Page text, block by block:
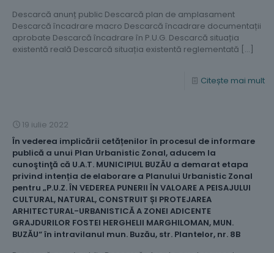
Descarcă anunț public Descarcă plan de amplasament
Descarcă încadrare macro Descarcă încadrare documentații
aprobate Descarcă încadrare în P.U.G. Descarcă situația
existentă reală Descarcă situația existentă reglementată […]
Citește mai mult
19 iulie 2022
În vederea implicării cetățenilor în procesul de informare
publică a unui Plan Urbanistic Zonal, aducem la
cunoştinţă că U.A.T. MUNICIPIUL BUZĂU a demarat etapa
privind intenția de elaborare a Planului Urbanistic Zonal
pentru „P.U.Z. ÎN VEDEREA PUNERII ÎN VALOARE A PEISAJULUI
CULTURAL, NATURAL, CONSTRUIT ȘI PROTEJAREA
ARHITECTURAL-URBANISTICĂ A ZONEI ADICENTE
GRAJDURILOR FOSTEI HERGHELII MARGHILOMAN, MUN.
BUZĂU“ în intravilanul mun. Buzău, str. Plantelor, nr. 8B